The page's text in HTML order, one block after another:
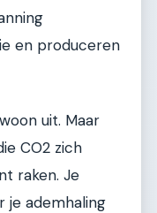
en produceren
uit. Maar
CO2 zich
raken. Je
je ademhaling